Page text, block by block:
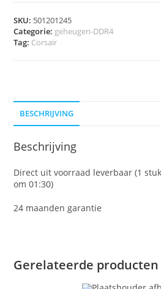
SKU: 501201245
Categorie: geheugen-DDR4
Tag: Corsair
BESCHRIJVING
Beschrijving
Direct uit voorraad leverbaar (1
om 01:30)
24 maanden garantie
Gerelateerde producten